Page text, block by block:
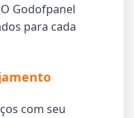
Godofpanel
para cada
com seu